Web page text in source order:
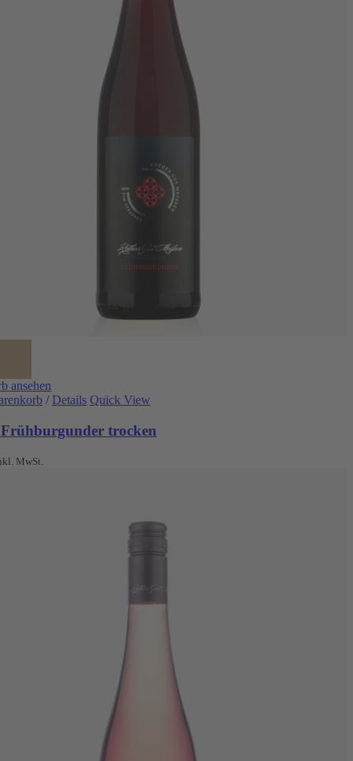
ansehen
/ Details Quick View
trocken
MwSt.